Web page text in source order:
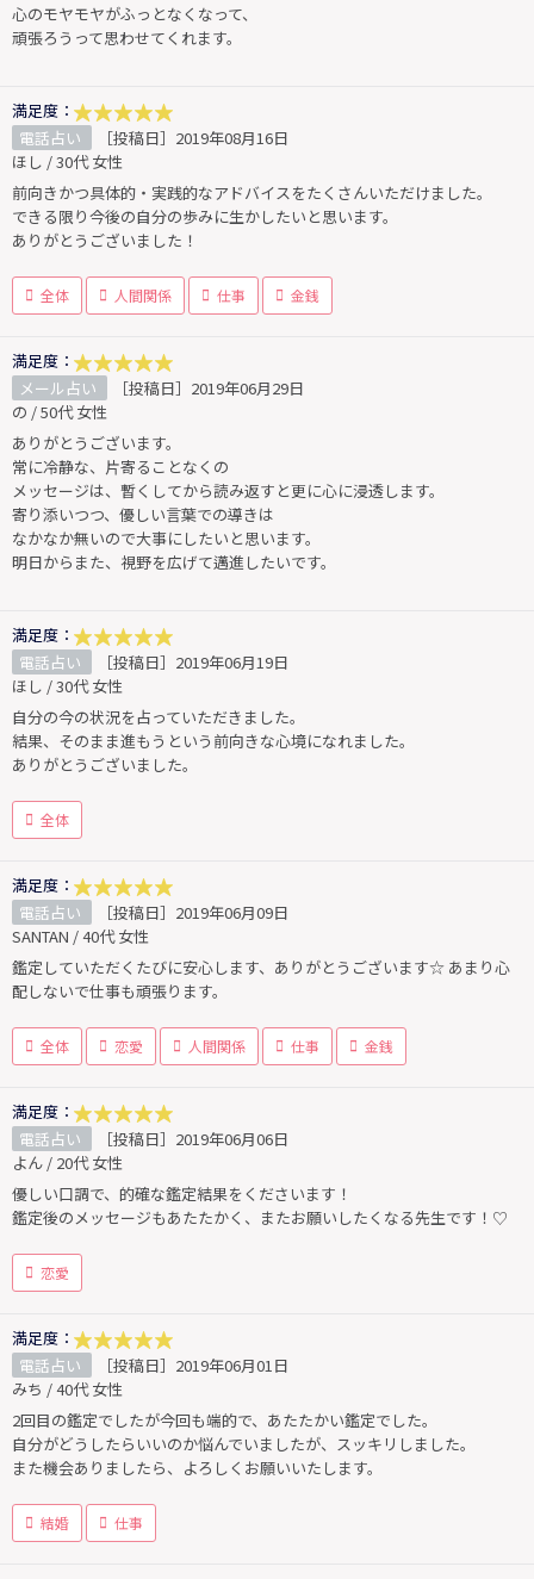
心のモヤモヤがふっとなくなって、
頑張ろうって思わせてくれます。
満足度：
電話占い
［投稿日］2019年08月16日
ほし / 30代 女性
前向きかつ具体的・実践的なアドバイスをたくさんいただけました。
できる限り今後の自分の歩みに生かしたいと思います。
ありがとうございました！
全体 人間関係 仕事 金銭
満足度：
メール占い
［投稿日］2019年06月29日
の / 50代 女性
ありがとうございます。
常に冷静な、片寄ることなくの
メッセージは、暫くしてから読み返すと更に心に浸透します。
寄り添いつつ、優しい言葉での導きは
なかなか無いので大事にしたいと思います。
明日からまた、視野を広げて邁進したいです。
満足度：
電話占い
［投稿日］2019年06月19日
ほし / 30代 女性
自分の今の状況を占っていただきました。
結果、そのまま進もうという前向きな心境になれました。
ありがとうございました。
全体
満足度：
電話占い
［投稿日］2019年06月09日
SANTAN / 40代 女性
鑑定していただくたびに安心します、ありがとうございます☆ あまり心
配しないで仕事も頑張ります。
全体 恋愛 人間関係 仕事 金銭
満足度：
電話占い
［投稿日］2019年06月06日
よん / 20代 女性
優しい口調で、的確な鑑定結果をくださいます！
鑑定後のメッセージもあたたかく、またお願いしたくなる先生です！♡
恋愛
満足度：
電話占い
［投稿日］2019年06月01日
みち / 40代 女性
2回目の鑑定でしたが今回も端的で、あたたかい鑑定でした。
自分がどうしたらいいのか悩んでいましたが、スッキリしました。
また機会ありましたら、よろしくお願いいたします。
結婚 仕事